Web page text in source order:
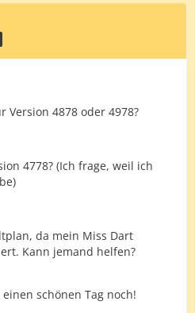
Version 4878 oder 4978?
4778? (Ich frage, weil ich
da mein Miss Dart
Kann jemand helfen?
schönen Tag noch!